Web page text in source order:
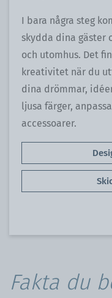
I bara några steg
skydda dina gäster
och utomhus. Det
kreativitet när du
dina drömmar,
ljusa färger,
accessoarer.
Fakta du